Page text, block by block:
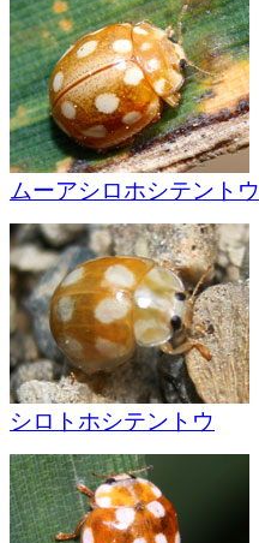
ムーアシロホシテントウ
シロトホシテントウ